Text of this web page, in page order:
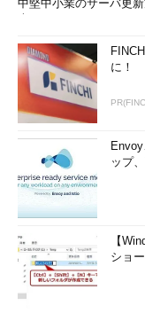
中堅中小業のサーバ更
に！
ップ
【
ショ